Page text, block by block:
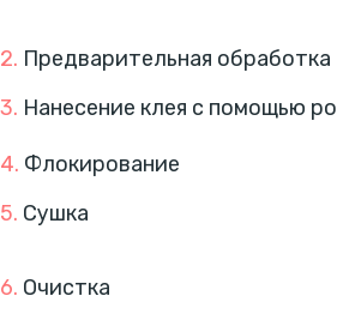
2. Предварительная обработка
3. Нанесение клея с помощью
4. Флокирование
5. Сушка
6. Очистка